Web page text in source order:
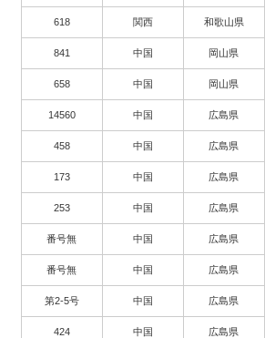
618 関西 和歌山県
841 中国 岡山県
658 中国 岡山県
14560 中国 広島県
458 中国 広島県
173 中国 広島県
253 中国 広島県
番号無 中国 広島県
番号無 中国 広島県
第2-5号 中国 広島県
424 中国 広島県